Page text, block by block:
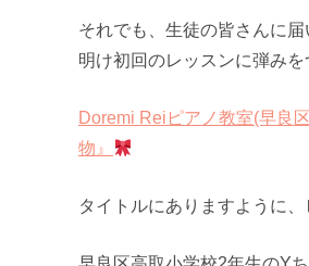
それでも、生徒の皆さんに
明け初回のレッスンに弾みを
Doremi Reiピアノ教室(早良
物』
タイトルにありますように